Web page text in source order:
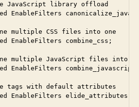
JavaScript library offload
EnableFilters
multiple CSS files into one
EnableFilters combine_css;
multiple JavaScript files into
EnableFilters combine_javascript;
tags with default attributes
EnableFilters elide_attributes;